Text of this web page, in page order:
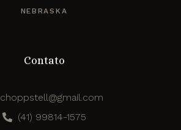
NEBRASKA
Contato
choppstell@gmail.com
(41) 99814-1575